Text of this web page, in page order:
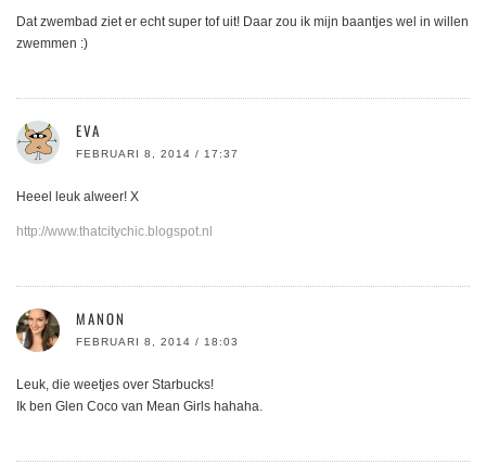
Dat zwembad ziet er echt super tof uit! Daar zou ik mijn baantjes wel in willen
zwemmen :)
EVA
FEBRUARI 8, 2014 / 17:37
Heeel leuk alweer! X
http://www.thatcitychic.blogspot.nl
MANON
FEBRUARI 8, 2014 / 18:03
Leuk, die weetjes over Starbucks!
Ik ben Glen Coco van Mean Girls hahaha.